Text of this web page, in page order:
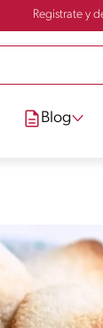
Registrate y
Blog